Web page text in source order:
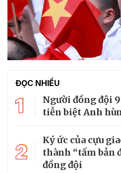
ĐỌC NHIỀU
1
Người đồng đội
tiễn biệt Anh
2
Ký ức của cựu
thành “tấm bản
đồng đội